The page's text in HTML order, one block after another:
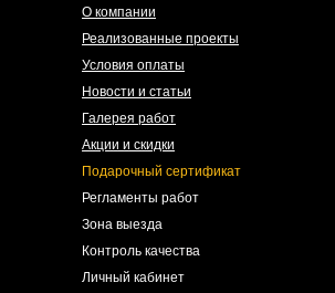
О компании
Реализованные проекты
Условия оплаты
Новости и статьи
Галерея работ
Акции и скидки
Подарочный сертификат
Регламенты работ
Зона выезда
Контроль качества
Личный кабинет